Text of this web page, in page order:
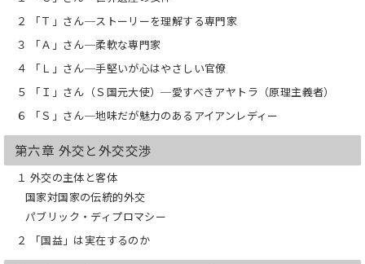
２ 「Ｔ」さん─ストーリーを理解する専門家
３ 「Ａ」さん─柔軟な専門家
４ 「Ｌ」さん─手堅いが心はやさしい官僚
５ 「Ｉ」さん（Ｓ国元大使）─愛すべきアヤトラ（原理主義者）
６ 「Ｓ」さん─地味だが魅力のあるアイアンレディー
第六章 外交と外交交渉
１ 外交の主体と客体
国家対国家の伝統的外交
パブリック・ディプロマシー
２ 「国益」は実在するのか